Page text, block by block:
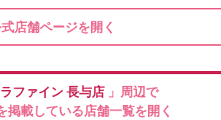
店舗ページを開く
ファイン 長与店 」周辺で
掲載している店舗一覧を開く